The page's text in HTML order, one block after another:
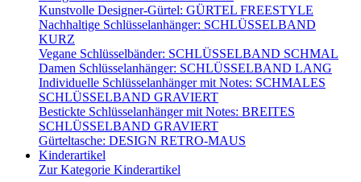
Kunstvolle Designer-Gürtel: GÜRTEL FREESTYLE
Nachhaltige Schlüsselanhänger: SCHLÜSSELBAND
KURZ
Vegane Schlüsselbänder: SCHLÜSSELBAND SCHMAL
Damen Schlüsselanhänger: SCHLÜSSELBAND LANG
Individuelle Schlüsselanhänger mit Notes: SCHMALES
SCHLÜSSELBAND GRAVIERT
Bestickte Schlüsselanhänger mit Notes: BREITES
SCHLÜSSELBAND GRAVIERT
Gürteltasche: DESIGN RETRO-MAUS
Kinderartikel
Zur Kategorie Kinderartikel